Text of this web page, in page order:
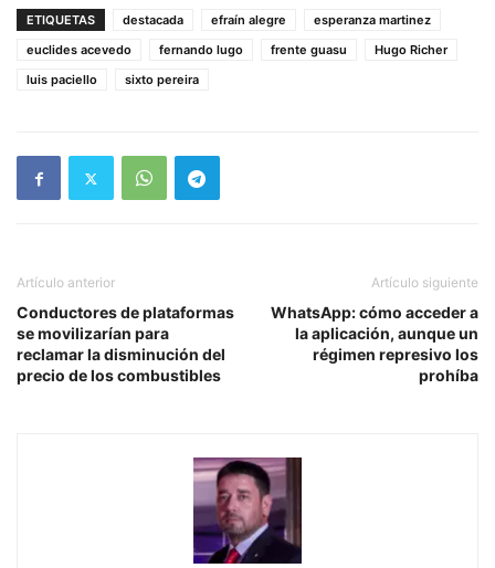
ETIQUETAS destacada efraín alegre
esperanza martinez
euclides acevedo
fernando lugo frente guasu
Hugo Richer
luis paciello
sixto pereira
Artículo anterior
Conductores de plataformas
se movilizarían para
reclamar la disminución del
precio de los combustibles
Artículo siguiente
WhatsApp: cómo acceder a
la aplicación, aunque un
régimen represivo los
prohíba